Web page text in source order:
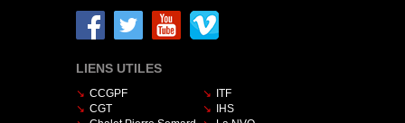
LIENS UTILES
CCGPF
CGT
ITF
IHS